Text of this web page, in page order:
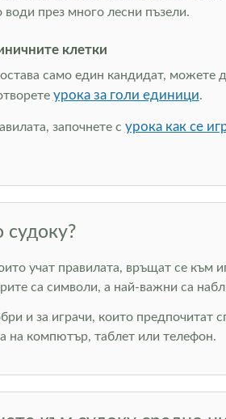
през много лесни пъзели.
клетки
само един кандидат, можете
урока за голи единици.
започнете с урока как се
судоку?
учат правилата, връщат се
са символи, а най-важни са
и за играчи, които
на компютър, таблет или телефон.